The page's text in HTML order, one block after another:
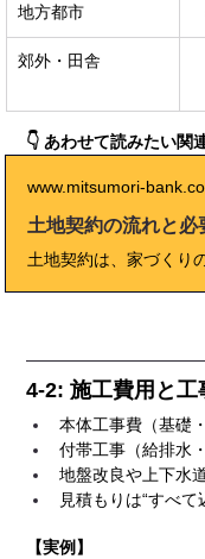
地方都市
郊外・田舎
👇 あわせて読みたい関
www.mitsumori-
4-2: 施工費用と工
本体工事費（基礎
付帯工事（給排水
地盤改良や上下水
見積もりは“すべ
【実例】